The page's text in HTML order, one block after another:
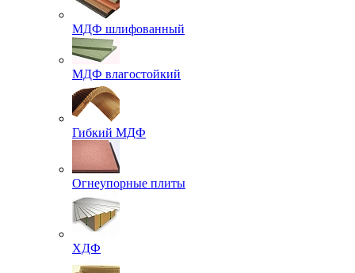
МДФ шлифованный
МДФ влагостойкий
Гибкий МДФ
Огнеупорные плиты
ХДФ